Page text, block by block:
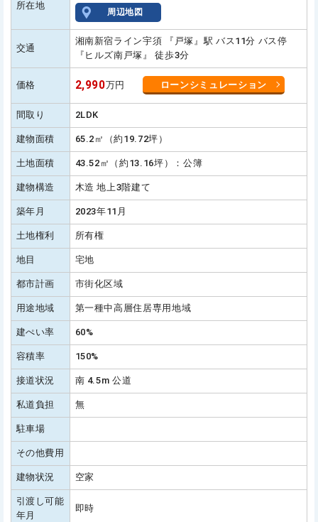
所在地
周辺地図
交通
湘南新宿ライン宇須 『戸塚』駅 バス11分 バス停
『ヒルズ南戸塚』 徒歩3分
価格 2,990万円 ローンシミュレーション
間取り 2LDK
建物面積 65.2㎡（約19.72坪）
土地面積 43.52㎡（約13.16坪）：公簿
建物構造 木造 地上3階建て
築年月 2023年11月
土地権利 所有権
地目 宅地
都市計画 市街化区域
用途地域 第一種中高層住居専用地域
建ぺい率 60%
容積率 150%
接道状況 南 4.5m 公道
私道負担 無
駐車場
その他費用
建物状況 空家
引渡し可能
年月
即時